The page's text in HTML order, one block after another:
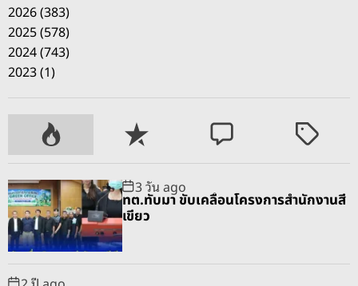
2026 (383)
2025 (578)
2024 (743)
2023 (1)
P
o
p
u
l
a
r
R
e
c
e
n
C
o
m
m
e
T
g
g
e
3 วัน ago
ทต.ทับมา ขับเคลื่อนโครงการสำนักงานสี
เขียว